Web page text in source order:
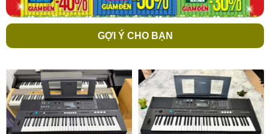
GỢI Ý CHO BẠN